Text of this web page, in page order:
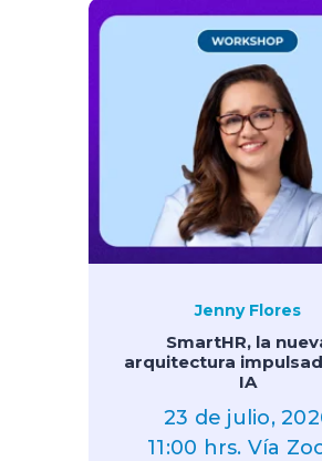
Jenny Flores
SmartHR, la
arquitectura
IA
23 de julio,
11:00 hrs. Vía